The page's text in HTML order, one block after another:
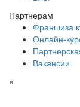
Партнерам
Франшиза
Онлайн-
Вакансии
×